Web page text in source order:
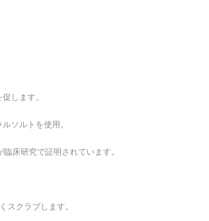
します。
ソルトを使用。
床研究で証明されています。
クラブします。